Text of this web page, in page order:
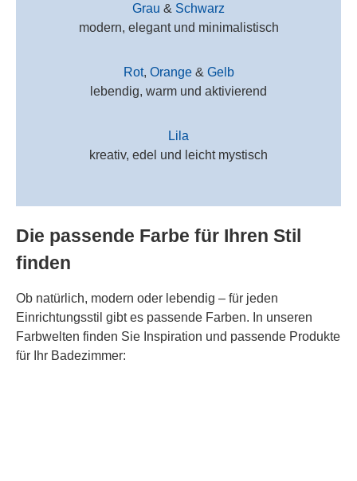
Grau & Schwarz
modern, elegant und minimalistisch
Rot, Orange& Gelb
lebendig, warm und aktivierend
Lila
kreativ, edel und leicht mystisch
Die passende Farbe für Ihren Stil
finden
Ob natürlich, modern oder lebendig – für jeden
Einrichtungsstil gibt es passende Farben. In unseren
Farbwelten finden Sie Inspiration und passende Produkte
für Ihr Badezimmer: